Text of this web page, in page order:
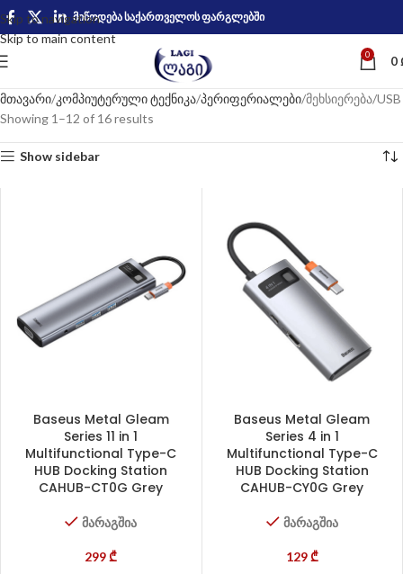
Skip to navigation
Skip to main content
მიწოდება საქართველოს ფარგლებში
0 0
მთავარი კომპიუტერული ტექნიკა პერიფერიალები მეხსიერება/USB
Showing 1–12 of 16 results
Show sidebar
Baseus Metal Gleam
Series 11 in 1
Multifunctional Type-C
HUB Docking Station
CAHUB-CT0G Grey
მარაგშია
299₾
Baseus Metal Gleam
Series 4 in 1
Multifunctional Type-C
HUB Docking Station
CAHUB-CY0G Grey
მარაგშია
129₾